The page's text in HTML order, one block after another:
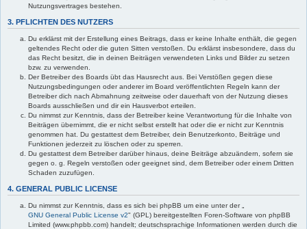
Nutzungsvertrages bestehen.
3. PFLICHTEN DES NUTZERS
Du erklärst mit der Erstellung eines Beitrags, dass er keine Inhalte enthält, die gegen
geltendes Recht oder die guten Sitten verstoßen. Du erklärst insbesondere, dass du
das Recht besitzt, die in deinen Beiträgen verwendeten Links und Bilder zu setzen
bzw. zu verwenden.
Der Betreiber des Boards übt das Hausrecht aus. Bei Verstößen gegen diese
Nutzungsbedingungen oder anderer im Board veröffentlichten Regeln kann der
Betreiber dich nach Abmahnung zeitweise oder dauerhaft von der Nutzung dieses
Boards ausschließen und dir ein Hausverbot erteilen.
Du nimmst zur Kenntnis, dass der Betreiber keine Verantwortung für die Inhalte von
Beiträgen übernimmt, die er nicht selbst erstellt hat oder die er nicht zur Kenntnis
genommen hat. Du gestattest dem Betreiber, dein Benutzerkonto, Beiträge und
Funktionen jederzeit zu löschen oder zu sperren.
Du gestattest dem Betreiber darüber hinaus, deine Beiträge abzuändern, sofern sie
gegen o. g. Regeln verstoßen oder geeignet sind, dem Betreiber oder einem Dritten
Schaden zuzufügen.
4. GENERAL PUBLIC LICENSE
Du nimmst zur Kenntnis, dass es sich bei phpBB um eine unter der „
GNU General Public License v2" (GPL) bereitgestellten Foren-Software von phpBB
Limited (www.phpbb.com) handelt; deutschsprachige Informationen werden durch die